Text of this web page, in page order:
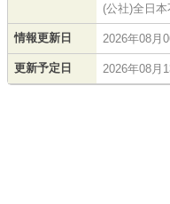
(公社)全日
情報更新日 2026年08月
更新予定日 2026年08月